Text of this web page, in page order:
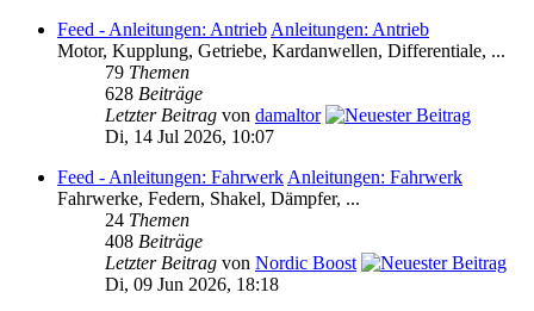
Feed - Anleitungen: Antrieb Anleitungen: Antrieb
Motor, Kupplung, Getriebe, Kardanwellen, Differentiale, ...
79 Themen
628 Beiträge
Letzter Beitrag von damaltor
Di, 14 Jul 2026, 10:07
Feed - Anleitungen: Fahrwerk Anleitungen: Fahrwerk
Fahrwerke, Federn, Shakel, Dämpfer, ...
24 Themen
408 Beiträge
Letzter Beitrag von Nordic Boost
Di, 09 Jun 2026, 18:18